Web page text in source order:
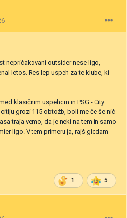
nepričakovani outsider nese ligo,
letos. Res lep uspeh za te klube, ki
klasičnim uspehom in PSG - City
grozi 115 obtožb, boli me če še nič
traja vemo, da je neki na tem in samo
ligo. V tem primeru ja, rajš gledam
1 5